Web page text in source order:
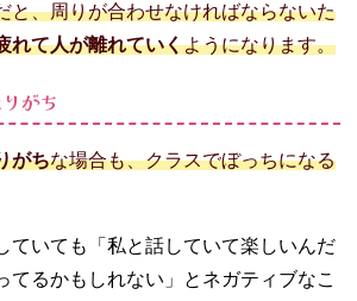
と、周りが合わせなければならないた
れて人が離れていくようになります。
がち
がちな場合も、クラスでぼっちになる
ていても「私と話していて楽しいんだ
てるかもしれない」とネガティブなこ